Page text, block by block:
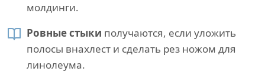
молдинги.
Ровные стыки получаются, если уложить
полосы внахлест и сделать рез ножом для
линолеума.